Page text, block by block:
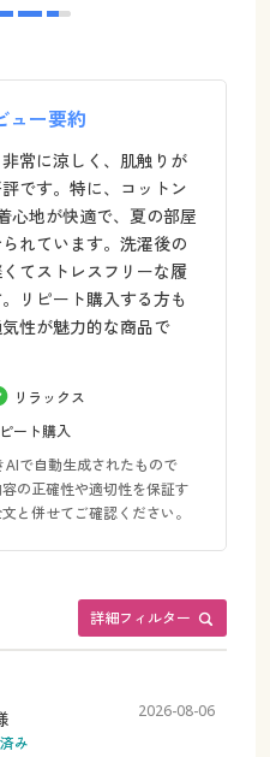
ュー要約
常に涼しく、肌触りが
です。特に、コットン
心地が快適で、夏の部屋
れています。洗濯後の
てストレスフリーな履
リピート購入する方も
性が魅力的な商品で
リラックス
ート購入
で自動生成されたもので
の正確性や適切性を保証す
と併せてご確認ください。
詳細フィルター
み
2026-08-06